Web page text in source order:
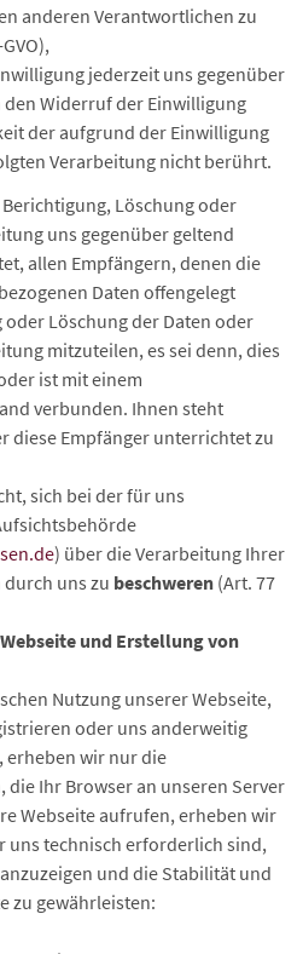
anderen Verantwortlichen zu
jederzeit uns gegenüber
den Widerruf der Einwilligung
der aufgrund der Einwilligung
Verarbeitung nicht berührt.
Berichtigung, Löschung oder
uns gegenüber geltend
allen Empfängern, denen die
Daten offengelegt
Löschung der Daten oder
mitzuteilen, es sei denn, dies
ist mit einem
verbunden. Ihnen steht
diese Empfänger unterrichtet zu
sich bei der für uns
) über die Verarbeitung Ihrer
uns zu beschweren (Art. 77
und Erstellung von
Nutzung unserer Webseite,
oder uns anderweitig
wir nur die
die Ihr Browser an unseren Server
Webseite aufrufen, erheben wir
uns technisch erforderlich sind,
und die Stabilität und
zu gewährleisten: